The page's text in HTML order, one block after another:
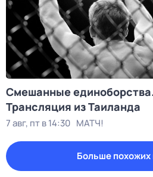
Смешанные единоборства.
Трансляция из Таиланда
7 авг, пт в 14:30 МАТЧ!
Больше похожих